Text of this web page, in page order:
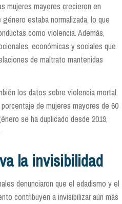
mujeres mayores crecieron en
estaba normalizada, lo que
como violencia. Además,
económicas y sociales que
de maltrato mantenidas
los datos sobre violencia mortal.
de mujeres mayores de 60
se ha duplicado desde 2019,
la invisibilidad
denunciaron que el edadismo y el
contribuyen a invisibilizar aún más